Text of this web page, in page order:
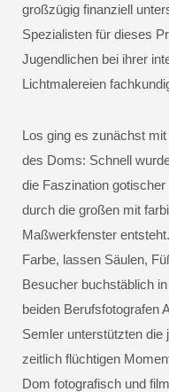
großzügig finanziell
Spezialisten für dieses
Jugendlichen bei ihrer
Lichtmalereien
Los ging es zunächst
des Doms: Schnell
die Faszination
durch die großen mit
Maßwerkfenster
Farbe, lassen Säulen,
Besucher buchstäblich
beiden Berufsfotografen
Semler unterstützten die
zeitlich flüchtigen
Dom fotografisch und